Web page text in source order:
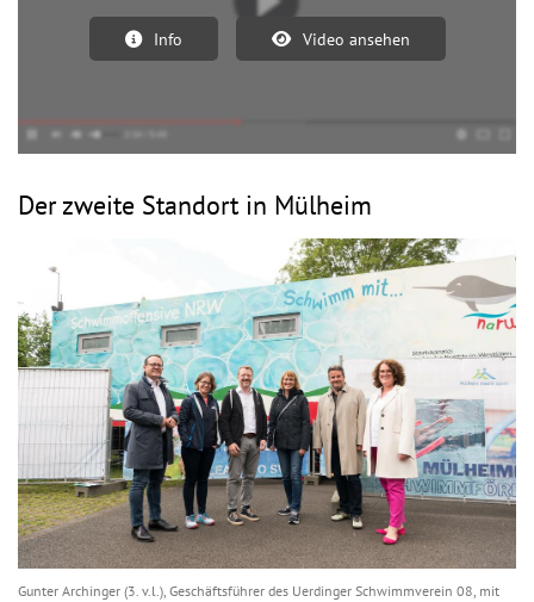
Info Video ansehen
Der zweite Standort in Mülheim
Gunter Archinger (3. v.l.), Geschäftsführer des Uerdinger Schwimmverein 08, mit